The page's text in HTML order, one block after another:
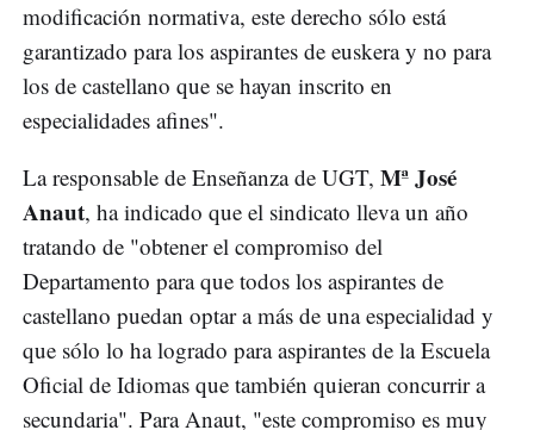
modificación normativa, este derecho sólo está
garantizado para los aspirantes de euskera y no para
los de castellano que se hayan inscrito en
especialidades afines".
La responsable de Enseñanza de UGT, Mª José
Anaut, ha indicado que el sindicato lleva un año
tratando de "obtener el compromiso del
Departamento para que todos los aspirantes de
castellano puedan optar a más de una especialidad y
que sólo lo ha logrado para aspirantes de la Escuela
Oficial de Idiomas que también quieran concurrir a
secundaria". Para Anaut, "este compromiso es muy